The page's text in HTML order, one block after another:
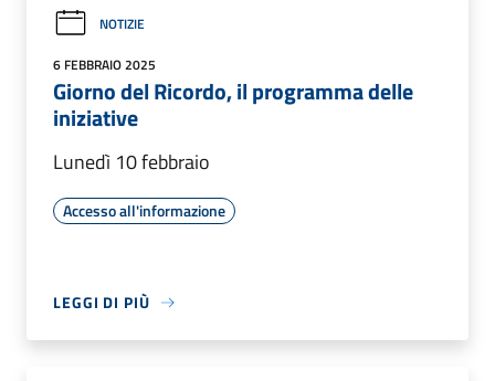
NOTIZIE
6 FEBBRAIO 2025
Giorno del Ricordo, il programma delle
iniziative
Lunedì 10 febbraio
Accesso all'informazione
LEGGI DI PIÙ